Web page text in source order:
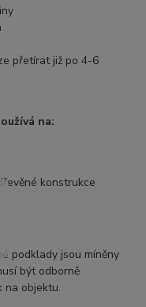
přetírat již po 4-6
na:
konstrukce
podklady jsou míněny
být odborně
na objektu.